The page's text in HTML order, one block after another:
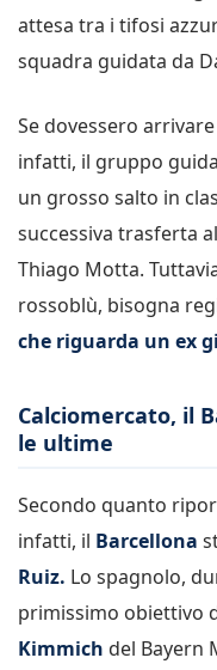
attesa tra i tifosi
squadra guidata da
Se dovessero
infatti, il gruppo
un grosso salto in
successiva trasferta
Thiago Motta.
rossoblù, bisogna
che riguarda un ex
Calciomercato, il
le ultime
Secondo quanto
infatti, il Barcellona
Ruiz. Lo spagnolo,
primissimo obiettivo
Kimmich del Bayern